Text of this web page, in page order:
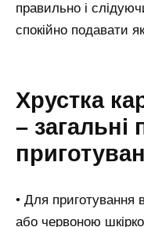
правильно і
спокійно подавати
Хрустка
–
• Для приготування
або червоною